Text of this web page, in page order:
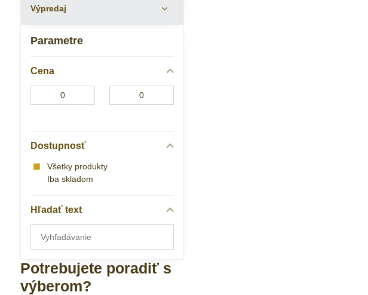
Parametre
Cena
Dostupnosť
Všetky produkty
Iba skladom
Hľadať text
výsledky
fulltextom
Potrebujete poradiť s
výberom?
Výpredaj